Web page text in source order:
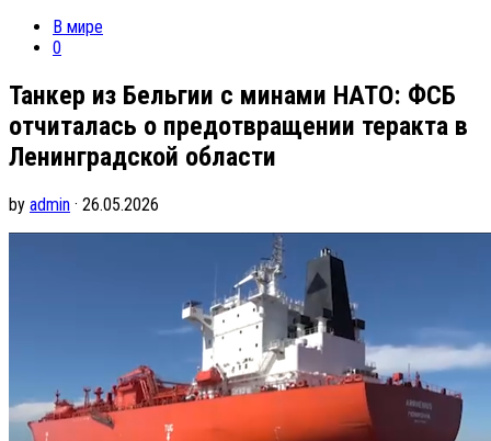
В мире
0
Танкер из Бельгии с минами НАТО: ФСБ
отчиталась о предотвращении теракта в
Ленинградской области
by admin · 26.05.2026